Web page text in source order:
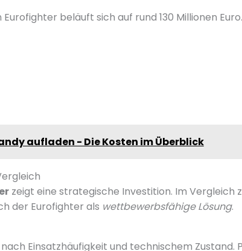
beläuft sich auf rund 130 Millionen Euro.
aufladen - Die Kosten im Überblick
zeigt eine strategische Investition. Im Vergleich
der Eurofighter als wettbewerbsfähige Lösung.
Einsatzhäufigkeit und technischem Zustand.